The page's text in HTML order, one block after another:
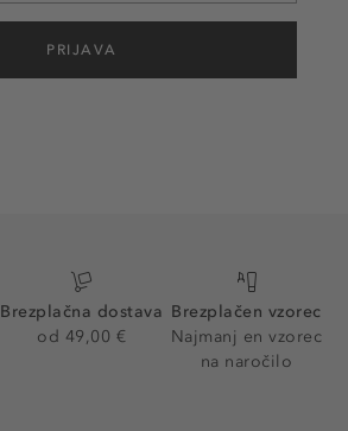
PRIJAVA
Brezplačna dostava
od 49,00 €
Brezplačen vzorec
Najmanj en vzorec
na naročilo